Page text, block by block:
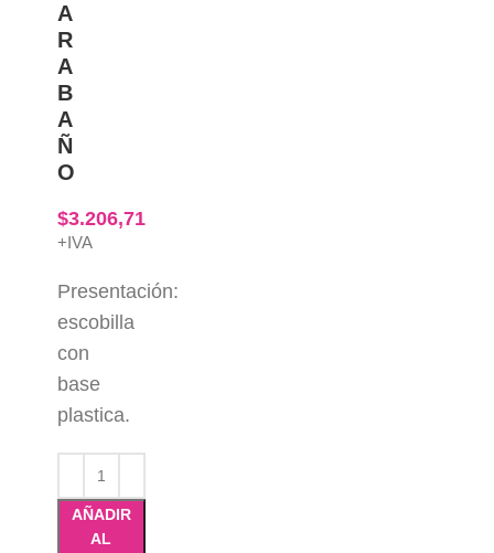
A
R
A
B
A
Ñ
O
$3.206,71
+IVA
Presentación:
escobilla
con
base
plastica.
AÑADIR
AL